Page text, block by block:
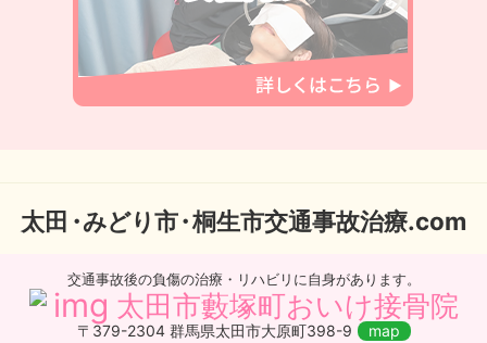
太田・みどり市・桐生市交通事故治療.com
交通事故後の負傷の治療・リハビリに自身があります。
太田市藪塚町おいけ接骨院
〒379-2304 群馬県太田市大原町398-9 map